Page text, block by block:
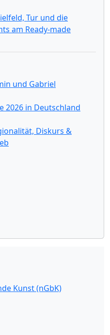
Tur und die
am Ready-made
und Gabriel
2026 in Deutschland
Diskurs &
Kunst (nGbK)